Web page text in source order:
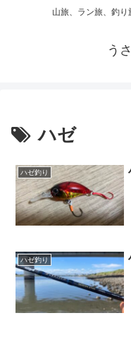
山旅、ラン旅、釣り
う
ハゼ
ハゼ釣り
ハゼ釣り